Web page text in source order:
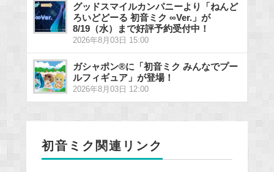
グッドスマイルカンパニーより「ねんど
ろいどどーる 初音ミク ∞Ver.」が
8/19（水）まで好評予約受付中！
2026年8月03日 15:00
ガシャポン®に「初音ミク みんなでプー
ルフィギュア」が登場！
2026年8月03日 12:00
初音ミク関連リンク